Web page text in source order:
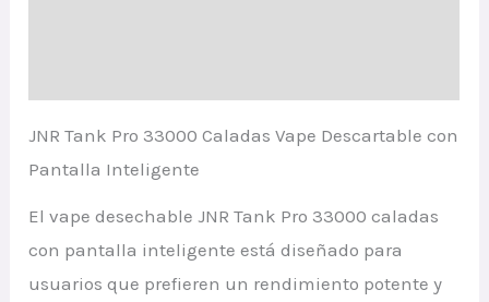
JNR Tank Pro 33000 Caladas Vape Descartable con
Pantalla Inteligente
El vape desechable JNR Tank Pro 33000 caladas
con pantalla inteligente está diseñado para
usuarios que prefieren un rendimiento potente y